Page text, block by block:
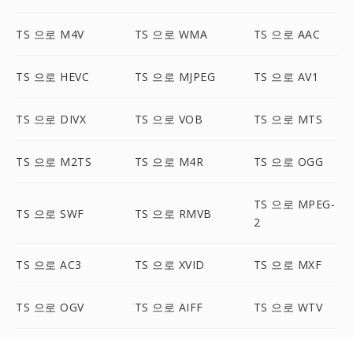
TS 으로 M4V TS 으로 WMA TS 으로 AAC
TS 으로 HEVC TS 으로 MJPEG TS 으로 AV1
TS 으로 DIVX TS 으로 VOB TS 으로 MTS
TS 으로 M2TS TS 으로 M4R TS 으로 OGG
TS 으로 SWF TS 으로 RMVB
TS 으로 MPEG-
2
TS 으로 AC3 TS 으로 XVID TS 으로 MXF
TS 으로 OGV TS 으로 AIFF TS 으로 WTV